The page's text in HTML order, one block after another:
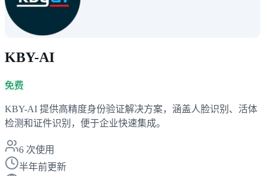
KBY-AI
免费
KBY-AI 提供高精度身份验证解决方案，涵盖人脸识别、活体
检测和证件识别，便于企业快速集成。
6 次使用
半年前更新